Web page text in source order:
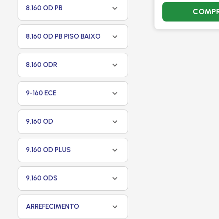
8.160 OD PB
8.160 OD PB PISO BAIXO
8.160 ODR
9-160 ECE
9.160 OD
9.160 OD PLUS
9.160 ODS
ARREFECIMENTO